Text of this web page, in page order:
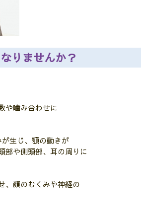
りませんか？
噛み合わせに
生じ、顎の動きが
側頭部、耳の周りに
、顔のむくみや神経の